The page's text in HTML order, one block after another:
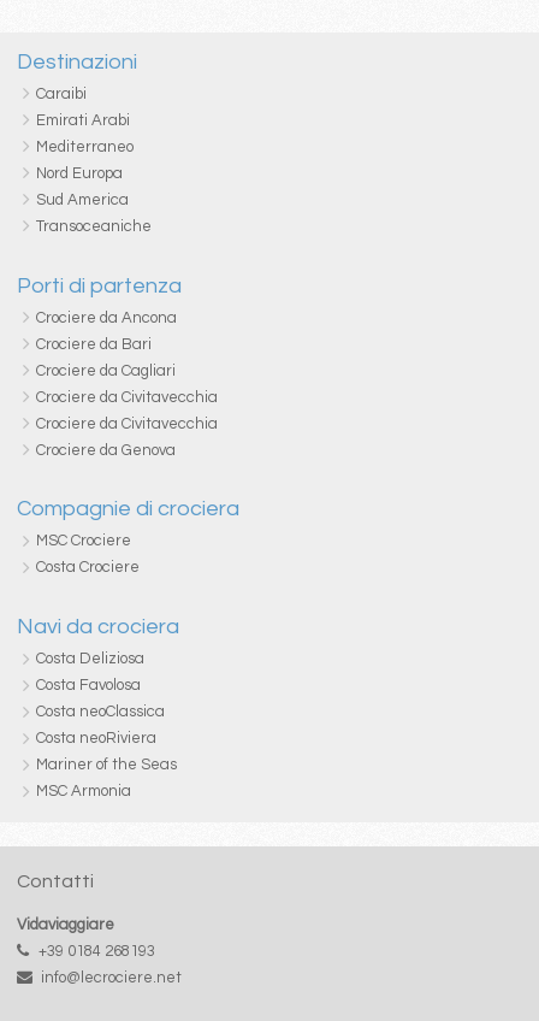
Destinazioni
Caraibi
Emirati Arabi
Mediterraneo
Nord Europa
Sud America
Transoceaniche
Porti di partenza
Crociere da Ancona
Crociere da Bari
Crociere da Cagliari
Crociere da Civitavecchia
Crociere da Civitavecchia
Crociere da Genova
Compagnie di crociera
MSC Crociere
Costa Crociere
Navi da crociera
Costa Deliziosa
Costa Favolosa
Costa neoClassica
Costa neoRiviera
Mariner of the Seas
MSC Armonia
Contatti
Vidaviaggiare
+39 0184 268193
info@lecrociere.net